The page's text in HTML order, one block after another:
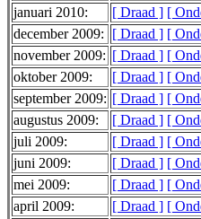
januari 2010:
[ Draad ] [
december 2009:
[ Draad ] [
november 2009: [ Draad ] [
oktober 2009:
[ Draad ] [
september 2009: [ Draad ] [
augustus 2009:
[ Draad ] [
juli 2009:
[ Draad ] [
juni 2009:
[ Draad ] [
mei 2009:
[ Draad ] [
april 2009:
[ Draad ] [